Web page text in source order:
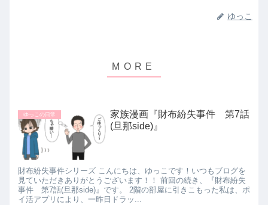
ゆっこ
ゆっこの日常
家族漫画『財布紛失事件 第7話
(旦那side)』
財布紛失事件シリーズ こんにちは、ゆっこです！いつもブログを
見ていただきありがとうございます！！ 前回の続き、『財布紛失
事件 第7話(旦那side)』です。 2階の部屋に引きこもった私は、ポ
イ活アプリにより、一昨日ドラッ...